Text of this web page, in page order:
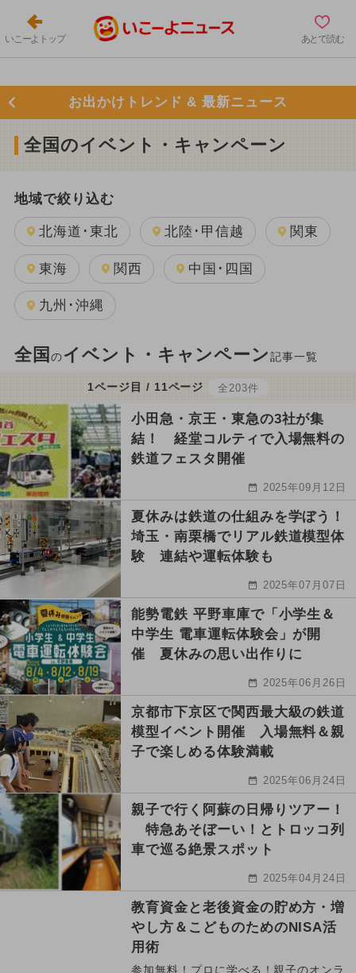
いこーよトップ あとで読む
お出かけトレンド & 最新ニュース
全国のイベント・キャンペーン
地域で絞り込む
北海道･東北 北陸･甲信越 関東
東海 関西 中国･四国
九州･沖縄
全国 のイベント・キャンペーン記事一覧
1ページ目 / 11ページ 全203件
小田急・京王・東急の3社が集
結！ 経堂コルティで入場無料の
鉄道フェスタ開催
2025年09月12日
夏休みは鉄道の仕組みを学ぼう！
埼玉・南栗橋でリアル鉄道模型体
験 連結や運転体験も
2025年07月07日
能勢電鉄 平野車庫で「小学生＆
中学生 電車運転体験会」が開
催 夏休みの思い出作りに
2025年06月26日
京都市下京区で関西最大級の鉄道
模型イベント開催 入場無料＆親
子で楽しめる体験満載
2025年06月24日
親子で行く阿蘇の日帰りツアー！
特急あそぼーい！とトロッコ列
車で巡る絶景スポット
2025年04月24日
教育資金と老後資金の貯め方・増
やし方＆こどものためのNISA活
用術
参加無料！プロに学べる！親子のオンラ